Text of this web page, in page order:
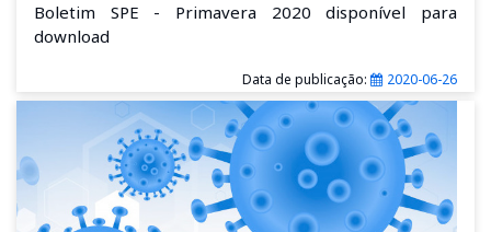
Boletim SPE - Primavera 2020 disponível para
download
Data de publicação: 2020-06-26